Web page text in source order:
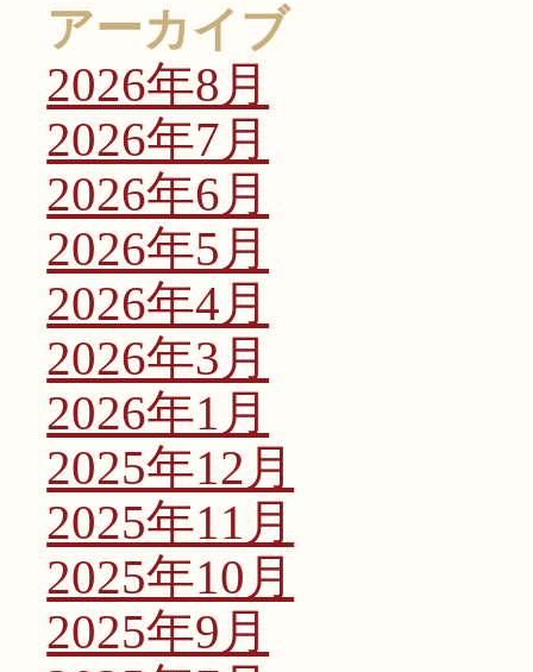
アーカイブ
2026年8月
2026年7月
2026年6月
2026年5月
2026年4月
2026年3月
2026年1月
2025年12月
2025年11月
2025年10月
2025年9月